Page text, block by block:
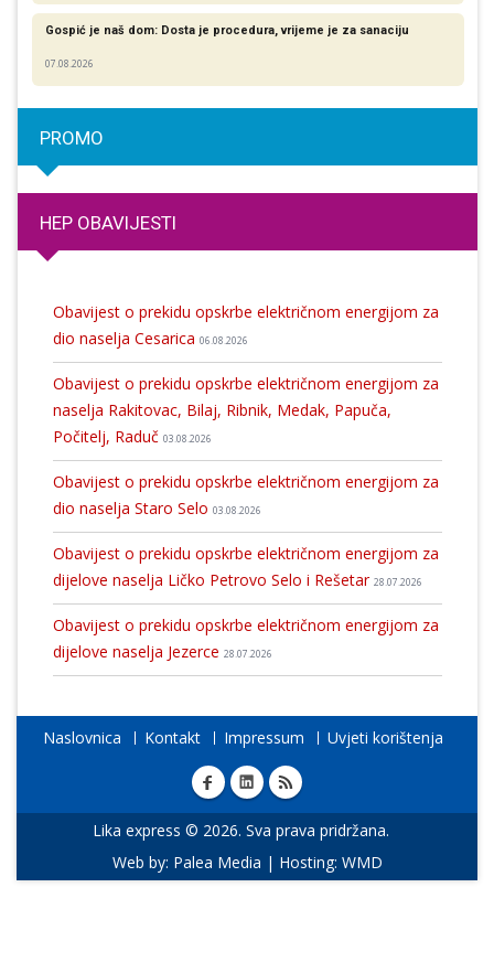
Gospić je naš dom: Dosta je procedura, vrijeme je za sanaciju
07.08.2026
PROMO
HEP OBAVIJESTI
Obavijest o prekidu opskrbe električnom energijom za
dio naselja Cesarica 06.08.2026
Obavijest o prekidu opskrbe električnom energijom za
naselja Rakitovac, Bilaj, Ribnik, Medak, Papuča,
Počitelj, Raduč 03.08.2026
Obavijest o prekidu opskrbe električnom energijom za
dio naselja Staro Selo 03.08.2026
Obavijest o prekidu opskrbe električnom energijom za
dijelove naselja Ličko Petrovo Selo i Rešetar 28.07.2026
Obavijest o prekidu opskrbe električnom energijom za
dijelove naselja Jezerce 28.07.2026
Naslovnica Kontakt Impressum Uvjeti korištenja
Lika express © 2026. Sva prava pridržana.
Web by: Palea Media | Hosting: WMD